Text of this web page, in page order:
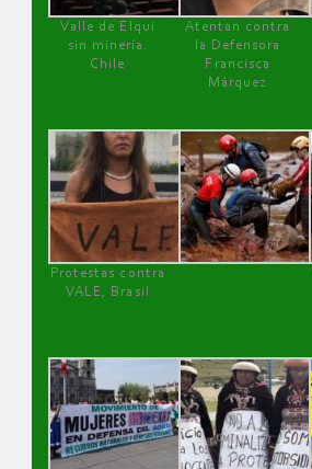
Valle de Elqui
sin minería.
Chile
Atentan contra
la Defensora
Francisca
Márquez
Protestas contra
VALE, Brasil